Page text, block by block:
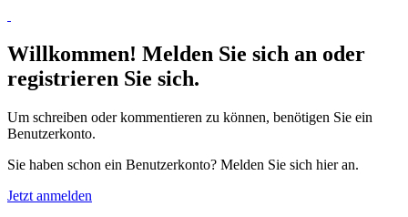
Willkommen! Melden Sie sich an oder
registrieren Sie sich.
Um schreiben oder kommentieren zu können, benötigen Sie ein
Benutzerkonto.
Sie haben schon ein Benutzerkonto? Melden Sie sich hier an.
Jetzt anmelden